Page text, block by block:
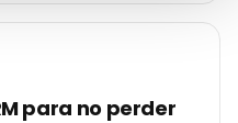
para no perder